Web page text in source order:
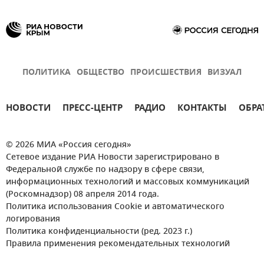
ПОЛИТИКА ОБЩЕСТВО ПРОИСШЕСТВИЯ ВИЗУАЛ
НОВОСТИ ПРЕСС-ЦЕНТР РАДИО КОНТАКТЫ
© 2026 МИА «Россия сегодня»
Сетевое издание РИА Новости зарегистрировано в
Федеральной службе по надзору в сфере связи,
информационных технологий и массовых коммуникаций
(Роскомнадзор) 08 апреля 2014 года.
Политика использования Cookie и автоматического
логирования
Политика конфиденциальности (ред. 2023 г.)
Правила применения рекомендательных технологий